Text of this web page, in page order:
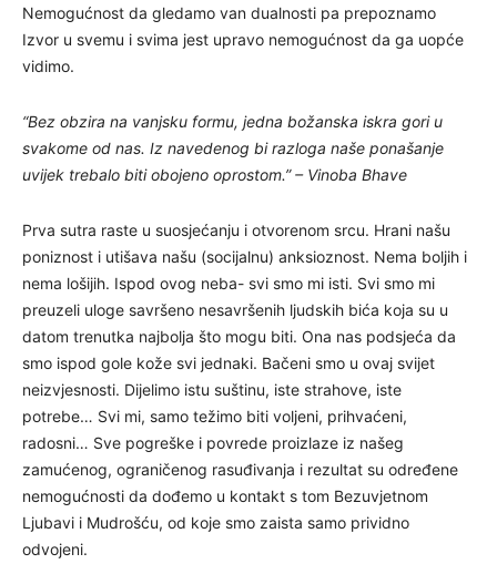
Nemogućnost da gledamo van dualnosti pa prepoznamo
Izvor u svemu i svima jest upravo nemogućnost da ga uopće
vidimo.
“Bez obzira na vanjsku formu, jedna božanska iskra gori u
svakome od nas. Iz navedenog bi razloga naše ponašanje
uvijek trebalo biti obojeno oprostom.” – Vinoba Bhave
Prva sutra raste u suosjećanju i otvorenom srcu. Hrani našu
poniznost i utišava našu (socijalnu) anksioznost. Nema boljih i
nema lošijih. Ispod ovog neba- svi smo mi isti. Svi smo mi
preuzeli uloge savršeno nesavršenih ljudskih bića koja su u
datom trenutka najbolja što mogu biti. Ona nas podsjeća da
smo ispod gole kože svi jednaki. Bačeni smo u ovaj svijet
neizvjesnosti. Dijelimo istu suštinu, iste strahove, iste
potrebe… Svi mi, samo težimo biti voljeni, prihvaćeni,
radosni… Sve pogreške i povrede proizlaze iz našeg
zamućenog, ograničenog rasuđivanja i rezultat su određene
nemogućnosti da dođemo u kontakt s tom Bezuvjetnom
Ljubavi i Mudrošću, od koje smo zaista samo prividno
odvojeni.